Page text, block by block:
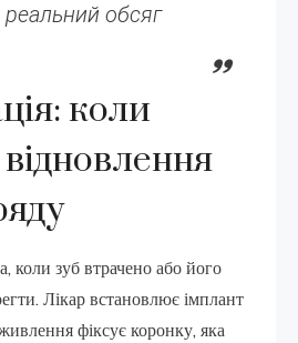
обсяг
коли
коли зуб втрачено або його
Лікар встановлює імплант
фіксує коронку, яка